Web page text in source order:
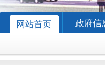
网站首页 政府信